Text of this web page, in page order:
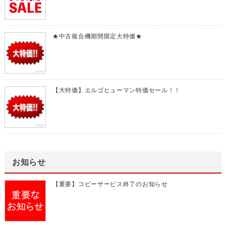
★中古複合機期間限定大特価★
【大特価】エルゴヒューマン特価セール！！
お知らせ
【重要】コピーサービス終了のお知らせ